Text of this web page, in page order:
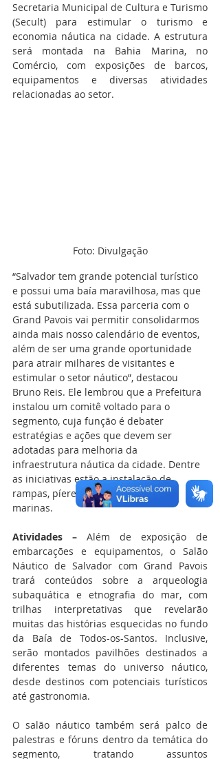
Secretaria Municipal de Cultura e Turismo
(Secult) para estimular o turismo e
economia náutica na cidade. A estrutura
será montada na Bahia Marina, no
Comércio, com exposições de barcos,
equipamentos e diversas atividades
relacionadas ao setor.
Foto: Divulgação
“Salvador tem grande potencial turístico
e possui uma baía maravilhosa, mas que
está subutilizada. Essa parceria com o
Grand Pavois vai permitir consolidarmos
ainda mais nosso calendário de eventos,
além de ser uma grande oportunidade
para atrair milhares de visitantes e
estimular o setor náutico”, destacou
Bruno Reis. Ele lembrou que a Prefeitura
instalou um comitê voltado para o
segmento, cuja função é debater
estratégias e ações que devem ser
adotadas para melhoria da
infraestrutura náutica da cidade. Dentre
as iniciativas estão a instalação de
rampas, píeres e áreas para novas
marinas.
Atividades – Além de exposição de
embarcações e equipamentos, o Salão
Náutico de Salvador com Grand Pavois
trará conteúdos sobre a arqueologia
subaquática e etnografia do mar, com
trilhas interpretativas que revelarão
muitas das histórias esquecidas no fundo
da Baía de Todos-os-Santos. Inclusive,
serão montados pavilhões destinados a
diferentes temas do universo náutico,
desde destinos com potenciais turísticos
até gastronomia.
O salão náutico também será palco de
palestras e fóruns dentro da temática do
segmento, tratando assuntos